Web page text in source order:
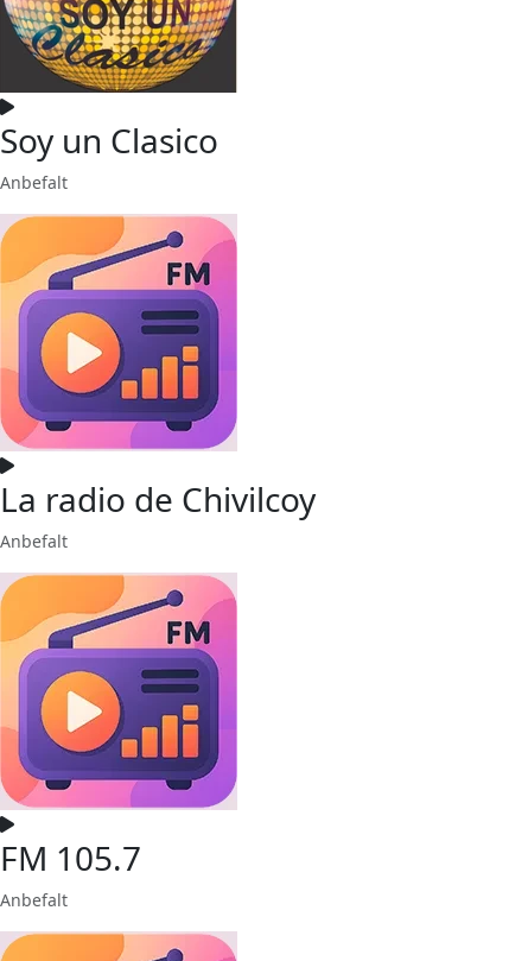
Soy un Clasico
Anbefalt
La radio de Chivilcoy
Anbefalt
FM 105.7
Anbefalt